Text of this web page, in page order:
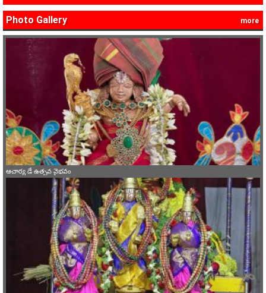
Photo Gallery more
ఆచార్య డే ఉత్సవ వైభవం